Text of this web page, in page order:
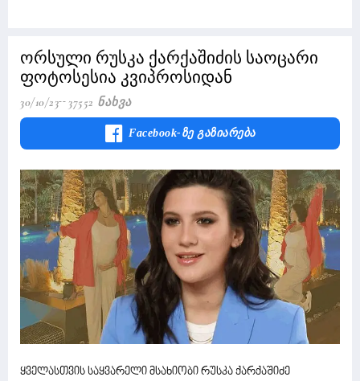
ორსული რუსკა ქარქაშიძის საოცარი
ფოტოსესია კვიპროსიდან
30/10/23 37552 Ნახვა
Facebook-Ზე Გაზიარება
ყველასთვის საყვარელი მსახიობი რუსკა ქარქაშიძე